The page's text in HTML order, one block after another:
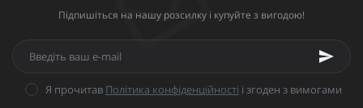
Підпишіться на нашу розсилку і купуйте з вигодою!
Я прочитав Політика конфіденційності і згоден з вимогами